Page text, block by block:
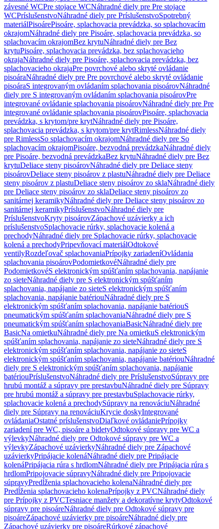
závesné WCPre stojace WCNáhradné diely pre Pre stojace
WCPríslušenstvoNáhradné diely pre PríslušenstvoSpotrebný
materiálPisoárePisoáre, splachovacia prevádzka, so splachovacím
okrajomNáhradné diely pre Pisoáre, splachovacia prevádzka, so
splachovacím okrajomBez krytuNáhradné diely pre Bez
krytuPisoáre, splachovacia prevádzka, bez splachovacieho
okrajaNáhradné diely pre Pisoáre, splachovacia prevádzka, bez
splachovacieho okrajaPre povrchové alebo skryté ovládanie
pisoáraNáhradné diely pre Pre povrchové alebo skryté ovládanie
pisoáraS integrovaným ovládaním splachovania pisoárovNáhradné
diely pre S integrovaným ovládaním splachovania pisoárovPre
integrované ovládanie splachovania pisoárovNáhradné diely pre Pre
integrované ovládanie splachovania pisoárovPisoáre, splachovacia
prevádzka, s krytom/pre krytNáhradné diely pre Pisoáre,
splachovacia prevádzka, s krytom/pre krytRimlessNáhradné diely
pre RimlessSo splachovacím okrajomNáhradné diely pre So
splachovacím okrajomPisoáre, bezvodná prevádzkaNáhradné diely
pre Pisoáre, bezvodná prevádzkaBez krytuNáhradné diely pre Bez
krytuDeliace steny pisoárovNáhradné diely pre Deliace steny
pisoárovDeliace steny pisoárov z plastuNáhradné diely pre Deliace
steny pisoárov z plastuDeliace steny pisoárov zo sklaNáhradné diely
pre Deliace steny pisoárov zo sklaDeliace steny pisoárov zo
sanitárnej keramikyNáhradné diely pre Deliace steny pisoárov zo
sanitárnej keramikyPríslušenstvoNáhradné diely pre
PríslušenstvoKryty pisoárovZápachové uzávierky a ich
príslušenstvoSplachovacie rúrky, splachovacie kolená a
prechodyNáhradné diely pre Splachovacie rúrky, splachovacie
kolená a prechodyPripevňovací materiálOdtokové
ventilyRozdeľovač splachovaniaPrípojky zariadeníOvládania
splachovania pisoárovPodomietkovéNáhradné diely pre
PodomietkovéS elektronickým spúšťaním splachovania, napájanie
zo sieteNáhradné diely pre S elektronickým spúšťaním
splachovania, napájanie zo sieteS elektronickým spúšťaním
splachovania, napájanie batériouNáhradné diely pre S
elektronickým spúšťaním splachovania, napájanie batériouS
pneumatickým spúšťaním splachovaniaNáhradné diely pre S
pneumatickým spúšťaním splachovaniaBasicNáhradné diely pre
BasicNa omietkuNáhradné diely pre Na omietkuS elektronickým
spúšťaním splachovania, napájanie zo sieteNáhradné diely pre S
elektronickým spúšťaním splachovania, napájanie zo sieteS
elektronickým spúšťaním splachovania, napájanie batériouNáhradné
diely pre S elektronickým spúšťaním splachovania, napájanie
batériouPríslušenstvoNáhradné diely pre PríslušenstvoSúpravy pre
hrubú montáž a súpravy pre prestavbuNáhradné diely pre Súpravy
pre hrubú montáž a súpravy pre prestavbuSplachovacie rúrky,
splachovacie kolená a prechodySúpravy na renováciuNáhradné
diely pre Súpravy na renováciuKrycie doskyIntegrované
ovládaniaOstatné príslušenstvoDiaľkové ovládaniePrípojky
zariadení pre WC, pisoáre a bidetyOdtokové súpravy pre WC a
výlevkyNáhradné diely pre Odtokové súpravy pre WC a
výlevkyZápachové uzávierkyNáhradné diely pre Zápachové
uzávierkyPripájacie kolenáNáhradné diely pre Pripájacie
kolenáPripájacia rúra s hrdlomNáhradné diely pre Pripájacia rúra s
hrdlomPripojovacie súpravyNáhradné diely pre Pripojovacie
súpravyPredĺženia splachovacieho kolenaNáhradné diely pre
Predĺženia splachovacieho kolenaPrípojky z PVCNáhradné diely
pre Prípojky z PVCTesniace manžety a dekoratívne krytyOdtokové
súpravy pre pisoáreNáhradné diely pre Odtokové súpravy pre
pisoáreZápachové uzávierky pre pisoáreNáhradné diely pre
Zápachové uzávierky pre pisoáreRúrkové zápachové